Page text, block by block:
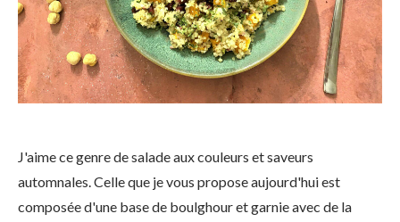
J'aime ce genre de salade aux couleurs et saveurs
automnales. Celle que je vous propose aujourd'hui est
composée d'une base de boulghour et garnie avec de la